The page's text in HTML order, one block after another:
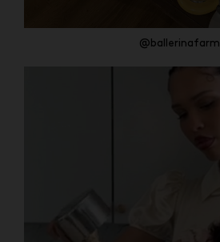
@ballerinafarm